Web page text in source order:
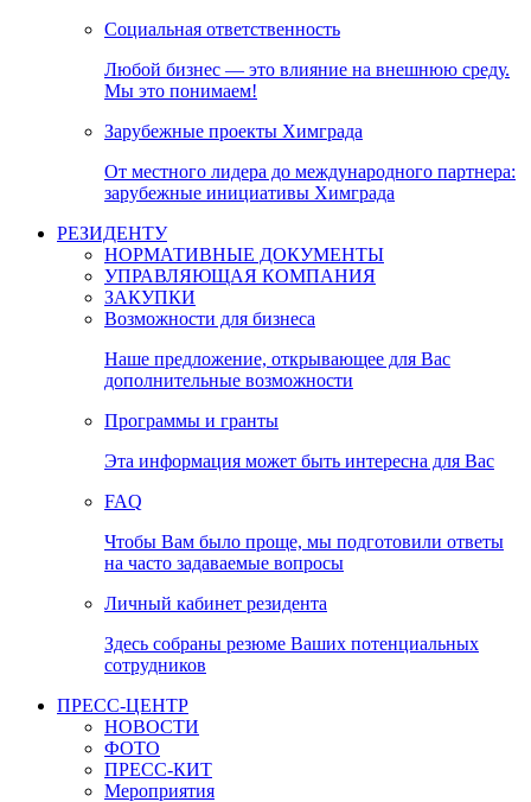
Социальная ответственность
Любой бизнес — это влияние на внешнюю среду.
Мы это понимаем!
Зарубежные проекты Химграда
От местного лидера до международного партнера:
зарубежные инициативы Химграда
РЕЗИДЕНТУ
НОРМАТИВНЫЕ ДОКУМЕНТЫ
УПРАВЛЯЮЩАЯ КОМПАНИЯ
ЗАКУПКИ
Возможности для бизнеса
Наше предложение, открывающее для Вас
дополнительные возможности
Программы и гранты
Эта информация может быть интересна для Вас
FAQ
Чтобы Вам было проще, мы подготовили ответы
на часто задаваемые вопросы
Личный кабинет резидента
Здесь собраны резюме Ваших потенциальных
сотрудников
ПРЕСС-ЦЕНТР
НОВОСТИ
ФОТО
ПРЕСС-КИТ
Мероприятия